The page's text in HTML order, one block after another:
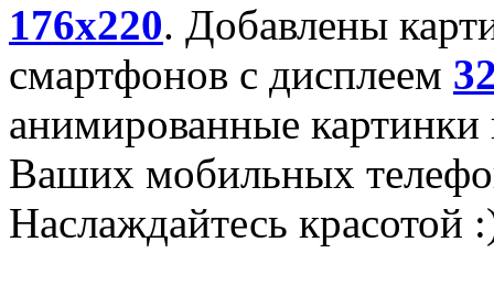
176x220. Добавлены
смартфонов с дисплеем
анимированные картинки
Ваших мобильных
Наслаждайтесь красотой